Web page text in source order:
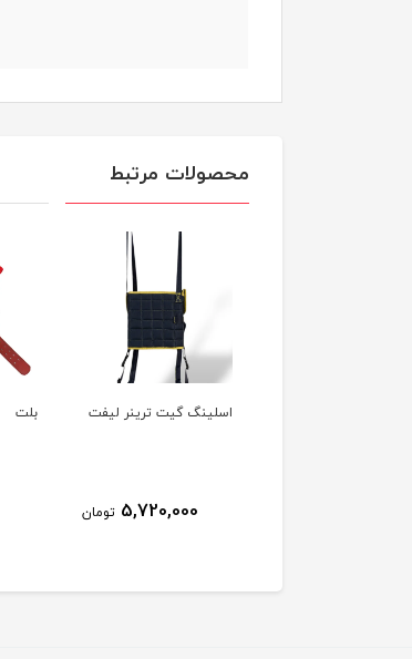
محصولات مرتبط
اسلینگ گیت ترینر لیفت
5,720,000 تومان
بلت